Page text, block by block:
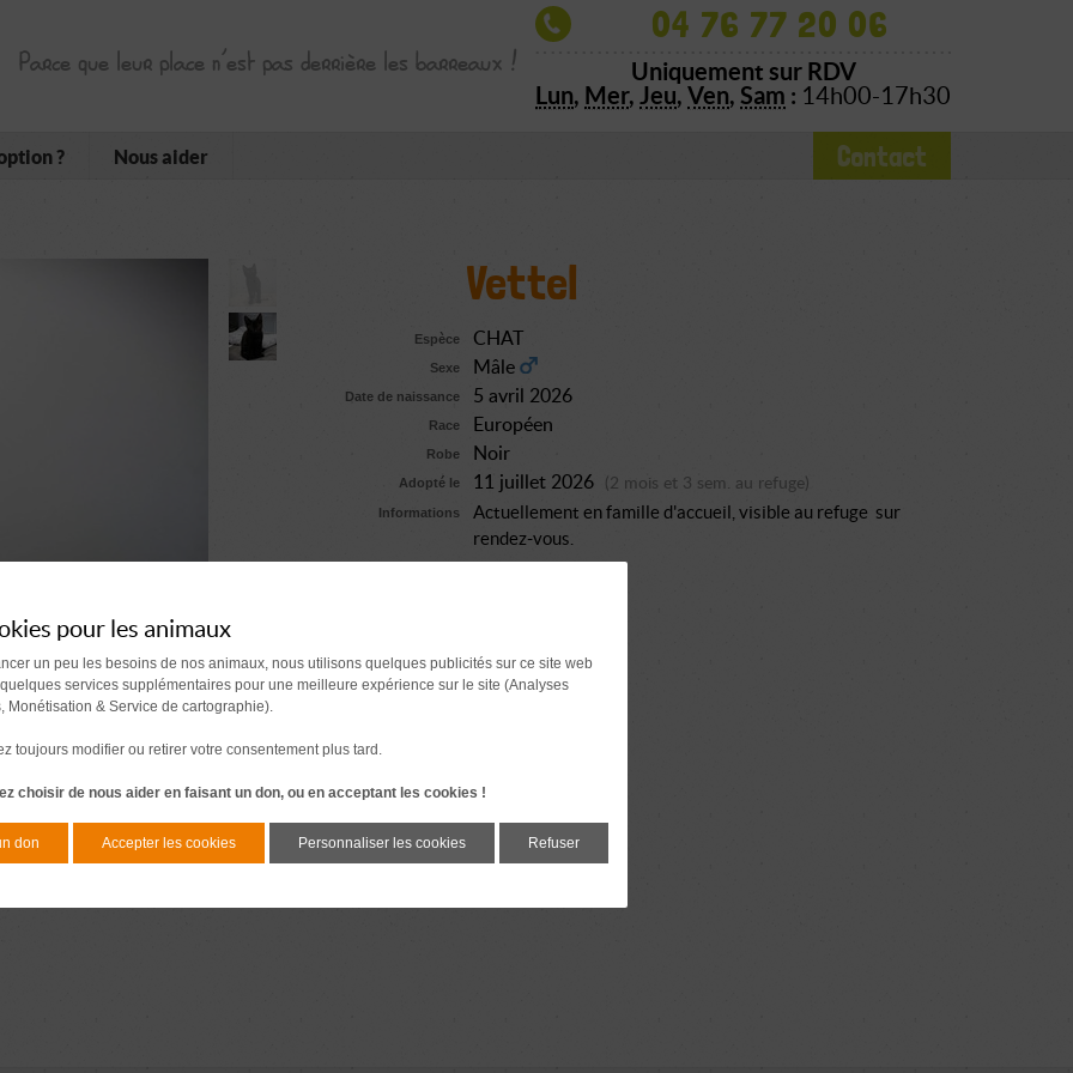
Parce que leur place n’est pas derrière les barreaux !
04 76 77 20 06
Uniquement sur RDV
Lun, Mer, Jeu, Ven, Sam : 14h00-17h30
? Nous aider Contact
Vettel
Espèce CHAT
Sexe Mâle
Date de naissance 5 avril 2026
Race Européen
Robe Noir
Adopté le 11 juillet 2026 (2 mois et 3 sem. au refuge)
Informations
Actuellement en famille d'accueil, visible au refuge sur
rendez-vous.
pour les animaux
un peu les besoins de nos animaux, nous utilisons quelques publicités sur ce site web
services supplémentaires pour une meilleure expérience sur le site (Analyses
Monétisation & Service de cartographie).
toujours modifier ou retirer votre consentement plus tard.
choisir de nous aider en faisant un don, ou en acceptant les cookies !
don Accepter les cookies Personnaliser les cookies Refuser